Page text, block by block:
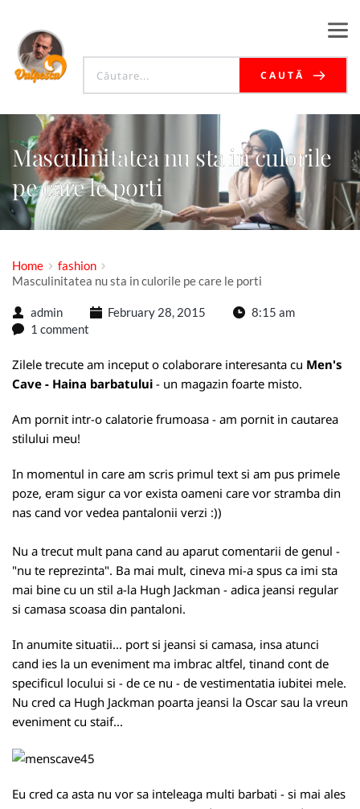
CAUTĂ
Masculinitatea nu sta in culorile
pe care le porti
Home
fashion
Masculinitatea nu sta in culorile pe care le porti
admin February 28, 2015
8:15 am
1 comment
Zilele trecute am inceput o colaborare interesanta cu Men's
Cave - Haina barbatului - un magazin foarte misto.
Am pornit intr-o calatorie frumoasa - am pornit in cautarea
stilului meu!
In momentul in care am scris primul text si am pus primele
poze, eram sigur ca vor exista oameni care vor stramba din
nas cand vor vedea pantalonii verzi :))
Nu a trecut mult pana cand au aparut comentarii de genul -
"nu te reprezinta". Ba mai mult, cineva mi-a spus ca imi sta
mai bine cu un stil a-la Hugh Jackman - adica jeansi regular
si camasa scoasa din pantaloni.
In anumite situatii... port si jeansi si camasa, insa atunci
cand ies la un eveniment ma imbrac altfel, tinand cont de
specificul locului si - de ce nu - de vestimentatia iubitei mele.
Nu cred ca Hugh Jackman poarta jeansi la Oscar sau la vreun
eveniment cu staif...
Eu cred ca asta nu vor sa inteleaga multi barbati - si mai ales